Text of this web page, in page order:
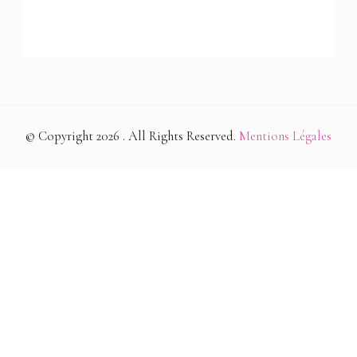
© Copyright 2026 . All Rights Reserved. Mentions Légales